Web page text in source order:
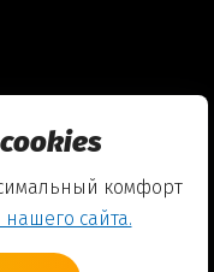
комфорт
сайта.